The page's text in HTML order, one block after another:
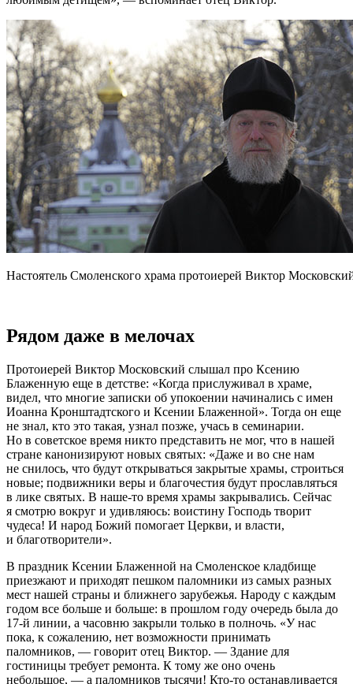
Настоятель Смоленского храма протоиерей Виктор
Рядом даже в мелочах
Протоиерей Виктор Московский слышал про Ксению
Блаженную еще в детстве: «Когда прислуживал в храме,
видел, что многие записки об упокоении начинались с имен
Иоанна Кронштадтского и Ксении Блаженной». Тогда он еще
не знал, кто это такая, узнал позже, учась в семинарии.
Но в советское время никто представить не мог, что в нашей
стране канонизируют новых святых: «Даже и во сне нам
не снилось, что будут открываться закрытые храмы, строиться
новые; подвижники веры и благочестия будут прославляться
в лике святых. В наше-то время храмы закрывались. Сейчас
я смотрю вокруг и удивляюсь: воистину Господь творит
чудеса! И народ Божий помогает Церкви, и власти,
и благотворители».
В праздник Ксении Блаженной на Смоленское кладбище
приезжают и приходят пешком паломники из самых разных
мест нашей страны и ближнего зарубежья. Народу с каждым
годом все больше и больше: в прошлом году очередь была до
17-й линии, а часовню закрыли только в полночь. «У нас
пока, к сожалению, нет возможности принимать
паломников, — говорит отец Виктор. — Здание для
гостиницы требует ремонта. К тому же оно очень
небольшое, — а паломников тысячи! Кто-то останавливается